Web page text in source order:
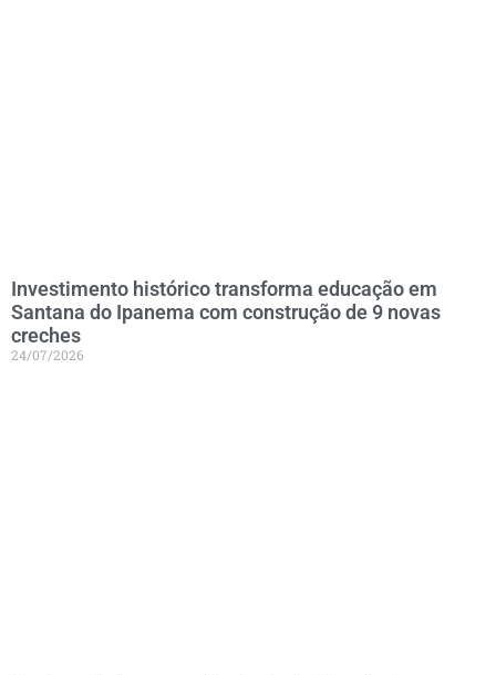
Investimento histórico transforma educação em
Santana do Ipanema com construção de 9 novas
creches
24/07/2026